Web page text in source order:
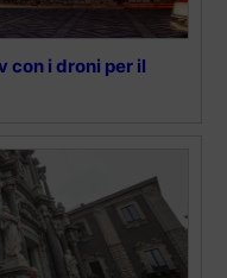
con i droni per il